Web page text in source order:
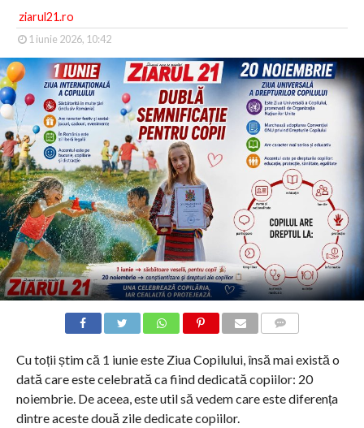
ziarul21.ro
1 iunie 2026, 10:42
Cu toții știm că 1 iunie este Ziua Copilului, însă mai există o
dată care este celebrată ca fiind dedicată copiilor: 20
noiembrie. De aceea, este util să vedem care este diferența
dintre aceste două zile dedicate copiilor.